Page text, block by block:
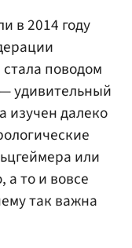
в 2014 году
поводом
удивительный
изучен далеко
или
а то и вовсе
так важна